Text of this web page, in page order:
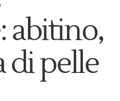
abitino,
di pelle